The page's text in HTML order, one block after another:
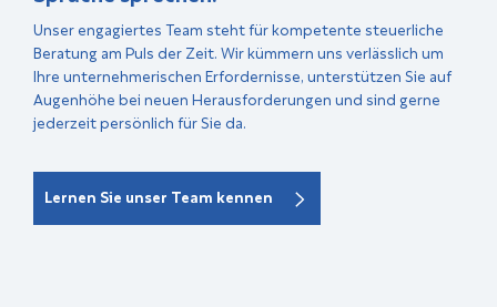
Unser engagiertes Team steht für kompetente steuerliche
Beratung am Puls der Zeit. Wir kümmern uns verlässlich um
Ihre unternehmerischen Erfordernisse, unterstützen Sie auf
Augenhöhe bei neuen Herausforderungen und sind gerne
jederzeit persönlich für Sie da.
Lernen Sie unser Team kennen